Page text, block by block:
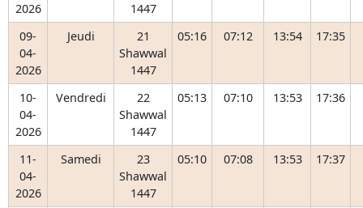
2026
1447
09-
04-
2026
Jeudi
21
Shawwal
1447
05:16 07:12 13:54 17:35
10-
04-
2026
Vendredi
22
Shawwal
1447
05:13 07:10 13:53 17:36
11-
04-
2026
Samedi
23
Shawwal
1447
05:10 07:08 13:53 17:37